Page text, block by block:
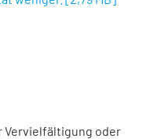
Vervielfältigung oder